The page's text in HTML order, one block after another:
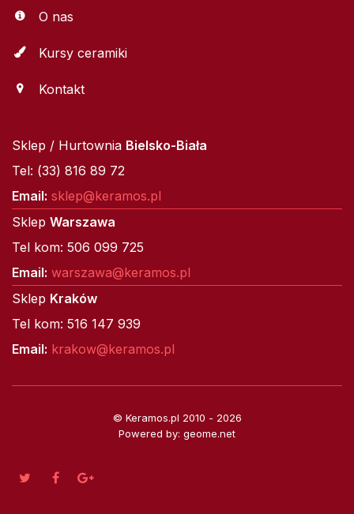
O nas
Kursy ceramiki
Kontakt
Sklep / Hurtownia Bielsko-Biała
Tel: (33) 816 89 72
Email: sklep@keramos.pl
Sklep Warszawa
Tel kom: 506 099 725
Email: warszawa@keramos.pl
Sklep Kraków
Tel kom: 516 147 939
Email: krakow@keramos.pl
© Keramos.pl 2010 - 2026
Powered by: geome.net